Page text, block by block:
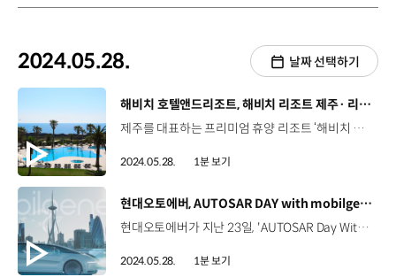
2024.05.28. 날짜 선택하기
[동영상]
해비치 호텔앤드리조트, 해비치 리조트 제주· 리모델링 마치고 5월 29일 재개장
제주를 대표하는 프리미엄 휴양 리조트 ‘해비치 리조트 제주’가 리모델링을 마치고 오는 29일 재개장합니다. 해비치 리조트 제주는 개관 20주년을 맞아 전면 개보수에 돌입해 5성급 호텔에 준하는 시설과 서비스를 갖춘 프리미엄 리조트로 탈바꿈했는데요 자연 경관이 돋보이는 절제된 톤과 인테리어로 '제주의 풍경을 담은 갤러리' 같은 분위기를 강조했습니다. 10개 타입의 스위트룸과 100평 규모의 라운지, 웰니스 프로그램 사계절 온수풀, 스시 레스토랑 신설 등 해비치 리조트가 제주의 대표적인 휴양 목적지가 될 수 있도록 다양한 변화를 불어넣었습니다.
2024.05.28. 1분 보기
[동영상]
현대오토에버, AUTOSAR DAY with mobilgene 2024
현대오토에버가 지난 23일, 'AUTOSAR Day With mobilgene 2024’를 개최했습니다. 현대자동차그룹을 비롯한 국내외 주요 협력사의 차량 소프트웨어 실무자들이 모여 mobilgene 적용 사례와 기능안전 대응 가이드를 함께 논의했습니다. 현대오토에버의 mobilgene Classic 2.0은 자동차 기능안전 국제표준에서 최고 등급인 ASIL-D 인증을 획득해 더욱 수준 높은 기능 안전을 확보한 플랫폼인데요 이번 행사에서는 지난해 개발된 mobilgene Classic 2.0의 변경 사항을 소개하고 양산 적용 시 발생할 수 있는 이슈에 대해 사전 대응할 수 있도록 안내했습니다.
2024.05.28. 1분 보기